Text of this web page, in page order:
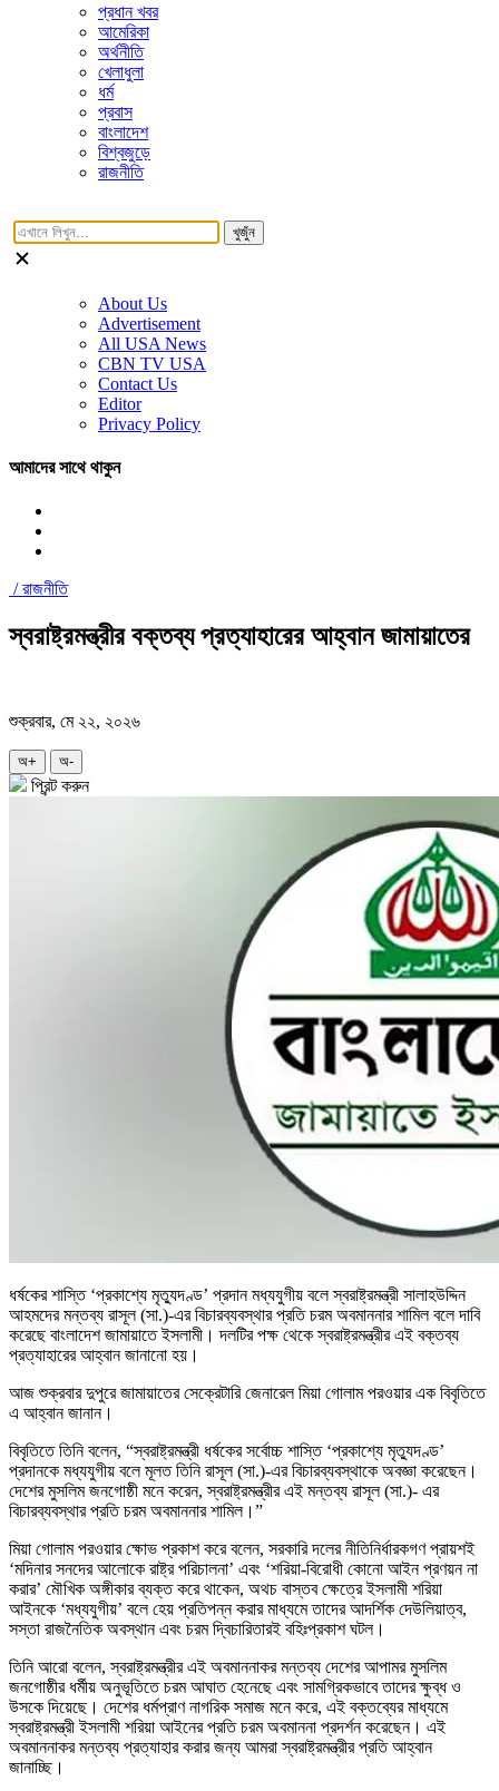
প্রধান খবর
আমেরিকা
অর্থনীতি
খেলাধুলা
ধর্ম
প্রবাস
বাংলাদেশ
বিশ্বজুড়ে
রাজনীতি
খুজুঁন
About Us
Advertisement
All USA News
CBN TV USA
Contact Us
Editor
Privacy Policy
আমাদের সাথে থাকুন
/রাজনীতি
স্বরাষ্ট্রমন্ত্রীর বক্তব্য প্রত্যাহারের আহ্বান জামায়াতের
শুক্রবার, মে ২২, ২০২৬
অ+ অ-
প্রিন্ট করুন
ধর্ষকের শাস্তি ‘প্রকাশ্যে মৃত্যুদণ্ড’ প্রদান মধ্যযুগীয় বলে স্বরাষ্ট্রমন্ত্রী সালাহউদ্দিন
আহমদের মন্তব্য রাসূল (সা.)-এর বিচারব্যবস্থার প্রতি চরম অবমাননার শামিল বলে দাবি
করেছে বাংলাদেশ জামায়াতে ইসলামী। দলটির পক্ষ থেকে স্বরাষ্ট্রমন্ত্রীর এই বক্তব্য
প্রত্যাহারের আহ্বান জানানো হয়।
আজ শুক্রবার দুপুরে জামায়াতের সেক্রেটারি জেনারেল মিয়া গোলাম পরওয়ার এক বিবৃতিতে
এ আহ্বান জানান।
বিবৃতিতে তিনি বলেন, “স্বরাষ্ট্রমন্ত্রী ধর্ষকের সর্বোচ্চ শাস্তি ‘প্রকাশ্যে মৃত্যুদণ্ড’
প্রদানকে মধ্যযুগীয় বলে মূলত তিনি রাসূল (সা.)-এর বিচারব্যবস্থাকে অবজ্ঞা করেছেন।
দেশের মুসলিম জনগোষ্ঠী মনে করেন, স্বরাষ্ট্রমন্ত্রীর এই মন্তব্য রাসূল (সা.)- এর
বিচারব্যবস্থার প্রতি চরম অবমাননার শামিল।”
মিয়া গোলাম পরওয়ার ক্ষোভ প্রকাশ করে বলেন, সরকারি দলের নীতিনির্ধারকগণ প্রায়শই
‘মদিনার সনদের আলোকে রাষ্ট্র পরিচালনা’ এবং ‘শরিয়া-বিরোধী কোনো আইন প্রণয়ন না
করার’ মৌখিক অঙ্গীকার ব্যক্ত করে থাকেন, অথচ বাস্তব ক্ষেত্রে ইসলামী শরিয়া
আইনকে ‘মধ্যযুগীয়’ বলে হেয় প্রতিপন্ন করার মাধ্যমে তাদের আদর্শিক দেউলিয়াত্ব,
সস্তা রাজনৈতিক অবস্থান এবং চরম দ্বিচারিতারই বহিঃপ্রকাশ ঘটল।
তিনি আরো বলেন, স্বরাষ্ট্রমন্ত্রীর এই অবমাননাকর মন্তব্য দেশের আপামর মুসলিম
জনগোষ্ঠীর ধর্মীয় অনুভূতিতে চরম আঘাত হেনেছে এবং সামগ্রিকভাবে তাদের ক্ষুব্ধ ও
উসকে দিয়েছে। দেশের ধর্মপ্রাণ নাগরিক সমাজ মনে করে, এই বক্তব্যের মাধ্যমে
স্বরাষ্ট্রমন্ত্রী ইসলামী শরিয়া আইনের প্রতি চরম অবমাননা প্রদর্শন করেছেন। এই
অবমাননাকর মন্তব্য প্রত্যাহার করার জন্য আমরা স্বরাষ্ট্রমন্ত্রীর প্রতি আহ্বান
জানাচ্ছি।